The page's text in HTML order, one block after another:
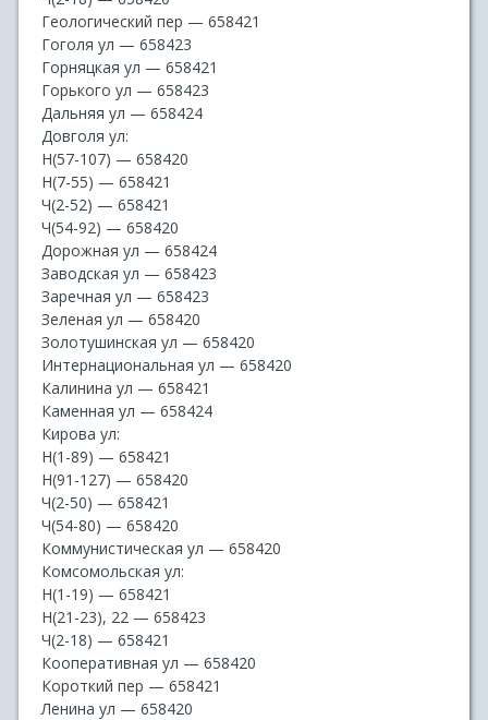
Геологический пер — 658421
Гоголя ул — 658423
Горняцкая ул — 658421
Горького ул — 658423
Дальняя ул — 658424
Довголя ул:
Н(57-107) — 658420
Н(7-55) — 658421
Ч(2-52) — 658421
Ч(54-92) — 658420
Дорожная ул — 658424
Заводская ул — 658423
Заречная ул — 658423
Зеленая ул — 658420
Золотушинская ул — 658420
Интернациональная ул — 658420
Калинина ул — 658421
Каменная ул — 658424
Кирова ул:
Н(1-89) — 658421
Н(91-127) — 658420
Ч(2-50) — 658421
Ч(54-80) — 658420
Коммунистическая ул — 658420
Комсомольская ул:
Н(1-19) — 658421
Н(21-23), 22 — 658423
Ч(2-18) — 658421
Кооперативная ул — 658420
Короткий пер — 658421
Ленина ул — 658420